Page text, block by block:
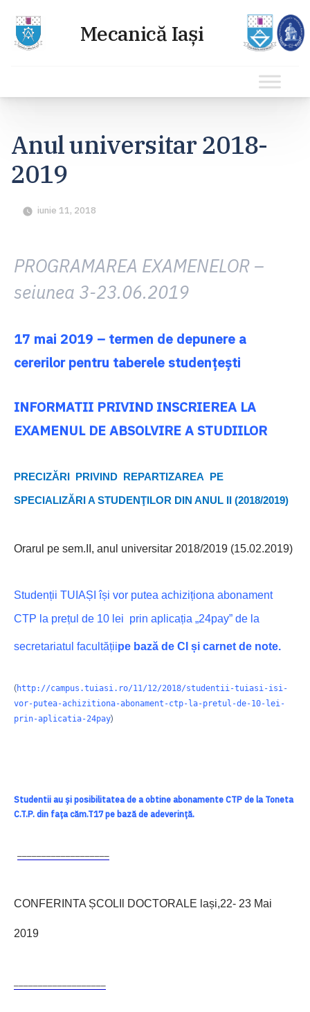
conținut
Anul universitar 2018-
2019
iunie 11, 2018
PROGRAMAREA EXAMENELOR –
seiunea 3-23.06.2019
17 mai 2019 – termen de depunere a
cererilor pentru taberele studențești
INFORMATII PRIVIND INSCRIEREA LA
EXAMENUL DE ABSOLVIRE A STUDIILOR
PRECIZĂRI PRIVIND REPARTIZAREA PE
SPECIALIZĂRI A STUDENŢILOR DIN ANUL II (2018/2019)
Orarul pe sem.II, anul universitar 2018/2019 (15.02.2019)
Studenții TUIAȘI își vor putea achiziționa abonament
CTP la prețul de 10 lei prin aplicația „24pay” de la
secretariatul facultățiipe bază de CI și carnet de note.
(http://campus.tuiasi.ro/11/12/2018/studentii-tuiasi-isi-
vor-putea-achizitiona-abonament-ctp-la-pretul-de-10-lei-
prin-aplicatia-24pay)
Studentii au și posibilitatea de a obtine abonamente CTP de la Toneta
C.T.P. din fața căm.T17 pe bază de adeverință.
–––––––––––––––––––
CONFERINTA ȘCOLIl DOCTORALE lași,22- 23 Mai
2019
–––––––––––––––––––